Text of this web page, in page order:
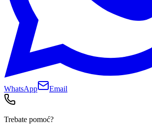
WhatsApp Email
Trebate pomoć?